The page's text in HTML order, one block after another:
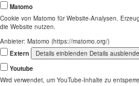
Matomo
Cookie von Matomo für Website-Analysen.
die Website nutzen.
Anbieter: Matomo (https://matomo.org/)
Extern
Details einblenden Details
Youtube
Wird verwendet, um YouTube-Inhalte zu